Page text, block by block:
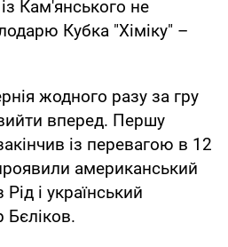
Кам'янського не
Кубка "Хіміку" –
жодного разу за гру
вперед. Першу
із перевагою в 12
американський
і український